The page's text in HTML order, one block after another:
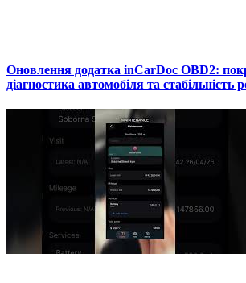
Оновлення додатка inCarDoc OBD2:
діагностика автомобіля та стабільність